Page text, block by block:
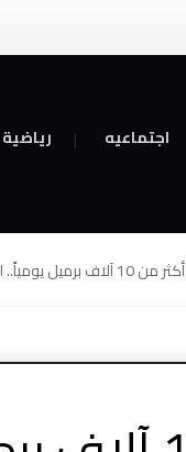
اجتماعيه رياضية
أكثر من 10 آلاف برميل يومياً.. العراق يرفع صادراته النفطية إلى الأردن